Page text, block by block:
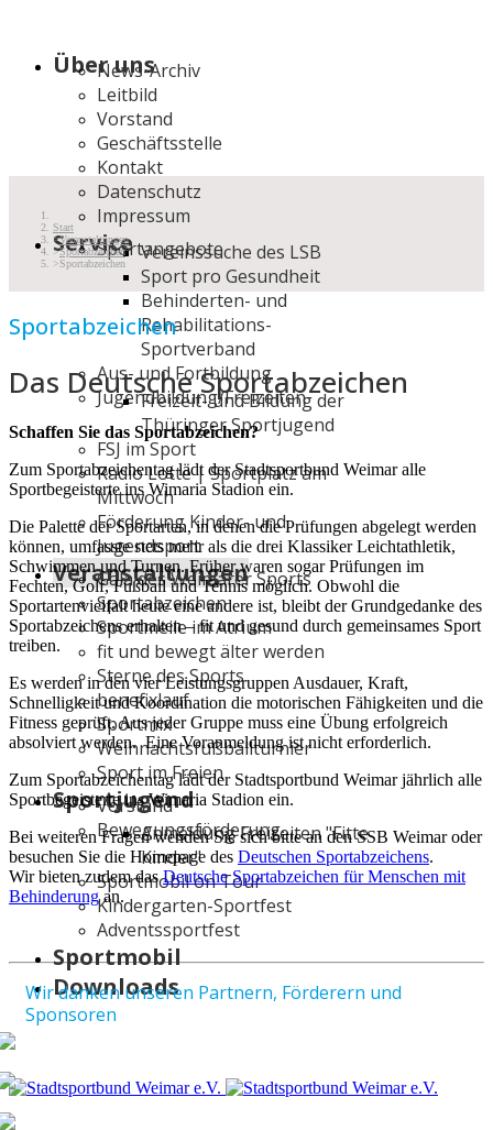
Über uns
News-Archiv
Leitbild
Vorstand
Geschäftsstelle
Kontakt
Datenschutz
Impressum
ServiceSportangebote
Vereinssuche des LSB
Sport pro Gesundheit
Behinderten- und
Rehabilitations-
Sportverband
Aus- und Fortbildung
Jugendbildung/Freizeiten
Freizeit- und Bildung der
Thüringer Sportjugend
FSJ im Sport
Radio Lotte | Sportplatz am
Mittwoch
Förderung Kinder- und
Jugendsport
Veranstaltungen
Gala des Weimarer Sports
Sportabzeichen
Sportmeile im Atrium
fit und bewegt älter werden
Sterne des Sports
benefixlauf
Sportmix
Weihnachtsfußballturnier
Sport im Freien
Sportjugend
Vorstand
Bewegungsförderung
Anmeldung Freizeiten "Fitte
Kinder"
Sportmobil on Tour
Kindergarten-Sportfest
Adventssportfest
Sportmobil
Downloads
Start
Veranstaltungen
Sportabzeichen
Sportabzeichen
Sportabzeichen
Das Deutsche Sportabzeichen
Schaffen Sie das Sportabzeichen?
Zum Sportabzeichentag lädt der Stadtsportbund Weimar alle
Sportbegeisterte ins Wimaria Stadion ein.
Die Palette der Sportarten, in denen die Prüfungen abgelegt werden
können, umfasste stets mehr als die drei Klassiker Leichtathletik,
Schwimmen und Turnen. Früher waren sogar Prüfungen im
Fechten, Golf, Fußball und Tennis möglich. Obwohl die
Sportartenvielfalt heute eine andere ist, bleibt der Grundgedanke des
Sportabzeichens erhalten – fit und gesund durch gemeinsames Sport
treiben.
Es werden in den vier Leistungsgruppen Ausdauer, Kraft,
Schnelligkeit und Koordination die motorischen Fähigkeiten und die
Fitness geprüft. Aus jeder Gruppe muss eine Übung erfolgreich
absolviert werden. Eine Voranmeldung ist nicht erforderlich.
Zum Sportabzeichentag lädt der Stadtsportbund Weimar jährlich alle
Sportbegeisterte ins Wimaria Stadion ein.
Bei weiteren Fragen wenden Sie sich bitte an den SSB Weimar oder
besuchen Sie die Homepage des Deutschen Sportabzeichens.
Wir bieten zudem dasDeutsche Sportabzeichen für Menschen mit
Behinderungan.
Wir danken unseren Partnern, Förderern und
Sponsoren